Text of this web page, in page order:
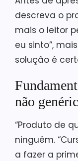
descreva o
mais o leitor
eu sinto”,
solução é
não
“Produto de
ninguém.
a fazer a